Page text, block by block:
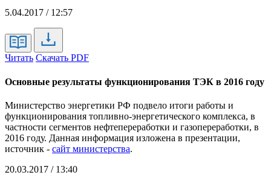
5.04.2017 / 12:57
Читать Скачать PDF
Основные результаты функционирования ТЭК в 2016 году
Министерство энергетики РФ подвело итоги работы и
функционирования топливно-энергетического комплекса, в
частности сегментов нефтепереработки и газопереработки, в
2016 году. Данная информация изложена в презентации,
источник - сайт министерства.
20.03.2017 / 13:40